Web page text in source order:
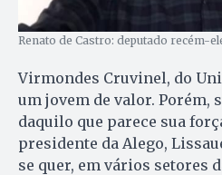
Renato de Castro: deputado recém-
Virmondes Cruvinel, do
um jovem de valor. Porém,
daquilo que parece sua
presidente da Alego,
se quer, em vários setores